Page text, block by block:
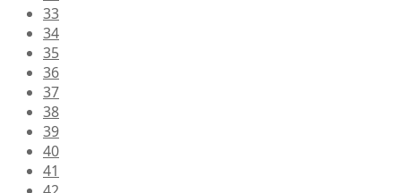
33
34
35
36
37
38
39
40
41